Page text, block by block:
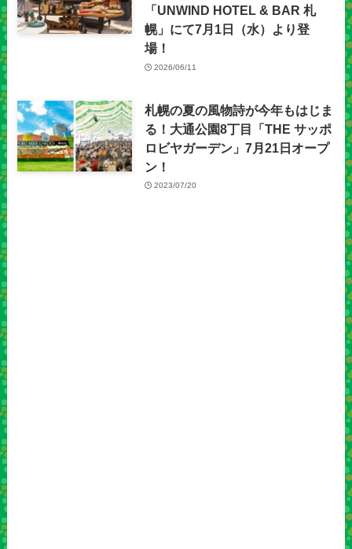
「UNWIND HOTEL & BAR 札
幌」にて7月1日（水）より登
場！
2026/06/11
札幌の夏の風物詩が今年もはじま
る！大通公園8丁目「THE サッポ
ロビヤガーデン」7月21日オープ
ン！
2023/07/20